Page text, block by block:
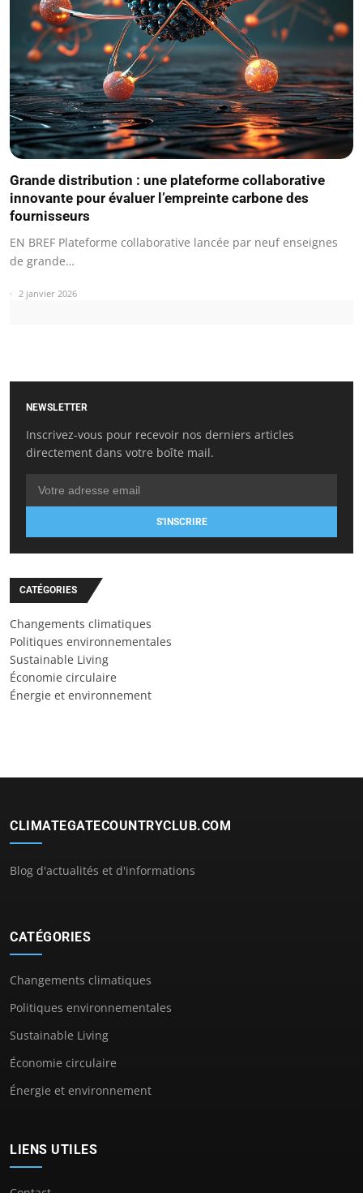
Grande distribution : une plateforme collaborative
innovante pour évaluer l’empreinte carbone des
fournisseurs
EN BREF Plateforme collaborative lancée par neuf enseignes
de grande…
2 janvier 2026
NEWSLETTER
Inscrivez-vous pour recevoir nos derniers articles
directement dans votre boîte mail.
S'INSCRIRE
CATÉGORIES
Changements climatiques
Politiques environnementales
Sustainable Living
Économie circulaire
Énergie et environnement
CLIMATEGATECOUNTRYCLUB.COM
Blog d'actualités et d'informations
CATÉGORIES
Changements climatiques
Politiques environnementales
Sustainable Living
Économie circulaire
Énergie et environnement
LIENS UTILES